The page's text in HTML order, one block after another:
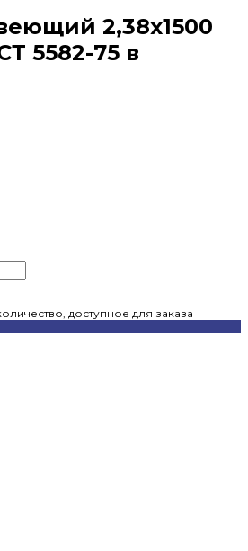
2,38х1500
5582-75 в
доступное для заказа